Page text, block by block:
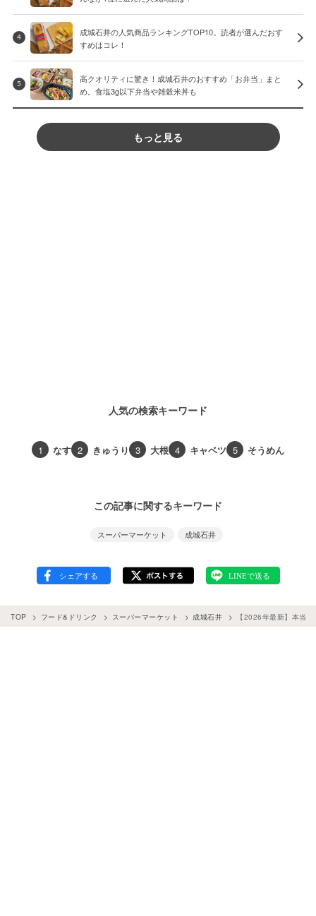
4
成城石井の人気商品ランキングTOP10。読者が選んだおす
すめはコレ！
5
高クオリティに驚き！成城石井のおすすめ「お弁当」まと
め。食塩3g以下弁当や雑穀米丼も
もっと見る
人気の検索キーワード
1 なす 2 きゅうり 3 大根 4 キャベツ 5 そうめん
この記事に関するキーワード
スーパーマーケット 成城石井
TOP フード&ドリンク スーパーマーケット 成城石井 【2026年最新】本当